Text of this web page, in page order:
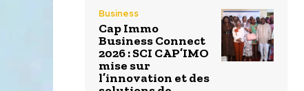
Business
Cap Immo
Business Connect
2026 : SCI CAP’IMO
mise sur
l’innovation et des